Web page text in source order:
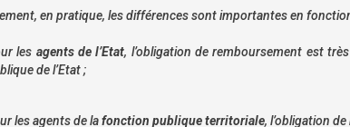
en pratique, les différences sont importantes en
les agents de l’Etat, l’obligation de remboursement est
de l’Etat ;
les agents de lafonction publique territoriale, l’obligation